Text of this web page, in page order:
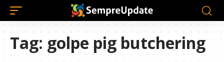
Tag: golpe pig butchering